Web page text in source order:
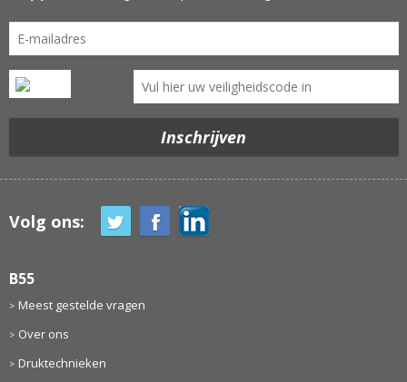
Volg ons:
B55
Meest gestelde vragen
Over ons
Druktechnieken